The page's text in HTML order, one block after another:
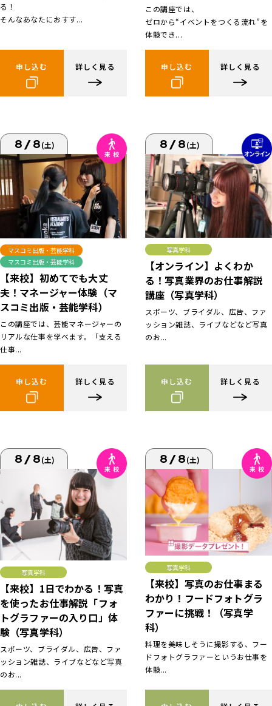
る！
そんなあなたにおすす...
申し込む 詳しく見る
この講座では、
ゼロから“イベントをつくる流れ”を
体験でき...
申し込む 詳しく見る
8/8(土)
マスコミ出版・芸能学科
マスコミ出版・芸能学科
【来校】初めてでも大丈
夫！マネージャー体験（マ
スコミ出版・芸能学科）
この講座では、芸能マネージャーの
リアルな仕事を学べます。「支える
仕事...
申し込む 詳しく見る
8/8(土)
写真学科
【オンライン】よくわか
る！写真業界のお仕事解説
講座（写真学科）
スポーツ、ブライダル、広告、ファ
ッション雑誌、ライブなどなど写真
のお...
申し込む 詳しく見る
8/8(土)
写真学科
【来校】1日でわかる！写真
を使ったお仕事解説「フォ
トグラファーの入り口」体
験（写真学科）
スポーツ、ブライダル、広告、ファ
ッション雑誌、ライブなどなど写真
のお...
8/8(土)
写真学科
【来校】写真のお仕事まる
わかり！フードフォトグラ
ファーに挑戦！（写真学
科）
料理を美味しそうに撮影する、フー
ドフォトグラファーというお仕事を
体験...